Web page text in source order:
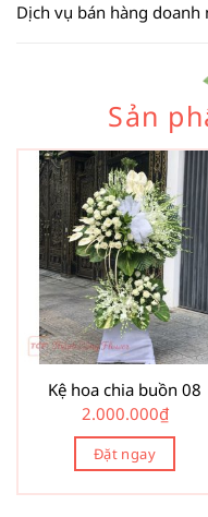
Dịch vụ bán hàng
Sản
Kệ hoa chia buồn 08
2.000.000₫
Đặt ngay